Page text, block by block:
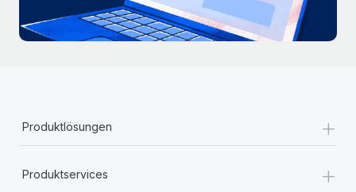
Produktlösungen +
Produktservices +